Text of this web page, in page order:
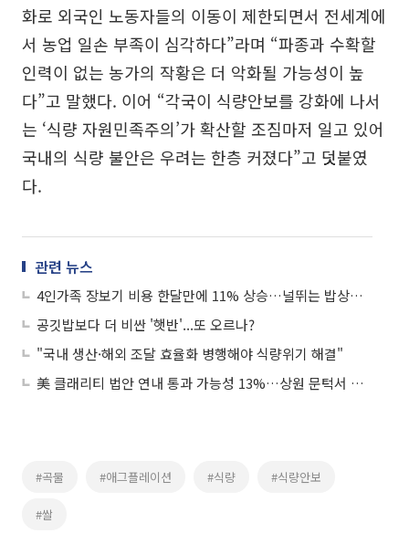
화로 외국인 노동자들의 이동이 제한되면서 전세계에
서 농업 일손 부족이 심각하다”라며 “파종과 수확할
인력이 없는 농가의 작황은 더 악화될 가능성이 높
다”고 말했다. 이어 “각국이 식량안보를 강화에 나서
는 ‘식량 자원민족주의’가 확산할 조짐마저 일고 있어
국내의 식량 불안은 우려는 한층 커졌다”고 덧붙였
다.
관련 뉴스
4인가족 장보기 비용 한달만에 11% 상승…널뛰는 밥상물가
공깃밥보다 더 비싼 '햇반'...또 오르나?
"국내 생산·해외 조달 효율화 병행해야 식량위기 해결"
美 클래리티 법안 연내 통과 가능성 13%…상원 문턱서 제동
#곡물 #애그플레이션 #식량 #식량안보
#쌀